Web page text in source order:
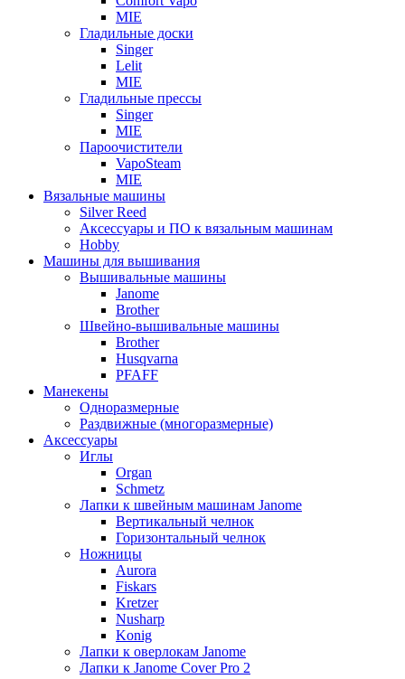
MIE
Гладильные доски
Singer
Lelit
MIE
Гладильные прессы
Singer
MIE
Пароочистители
VapoSteam
MIE
Вязальные машины
Silver Reed
Аксессуары и ПО к вязальным машинам
Hobby
Машины для вышивания
Вышивальные машины
Janome
Brother
Швейно-вышивальные машины
Brother
Husqvarna
PFAFF
Манекены
Одноразмерные
Раздвижные (многоразмерные)
Аксессуары
Иглы
Organ
Schmetz
Лапки к швейным машинам Janome
Вертикальный челнок
Горизонтальный челнок
Ножницы
Aurora
Fiskars
Kretzer
Nusharp
Konig
Лапки к оверлокам Janome
Лапки к Janome Cover Pro 2